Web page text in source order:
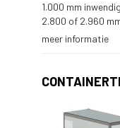
1.000 mm
2.800 of 2.960
meer informatie